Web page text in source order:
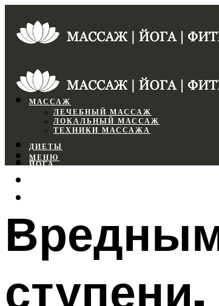
МАССАЖ
ЛЕЧЕБНЫЙ МАССАЖ
ЛОКАЛЬНЫЙ МАССАЖ
ТЕХНИКИ МАССАЖА
ДИЕТЫ
ЙОГА
МЕНЮ
МЕНЮ